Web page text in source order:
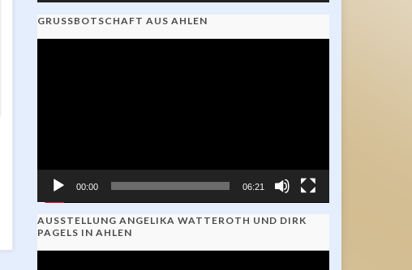
GRUSSBOTSCHAFT AUS AHLEN
00:00 06:21
AUSSTELLUNG ANGELIKA WATTEROTH UND DIRK
PAGELS IN AHLEN